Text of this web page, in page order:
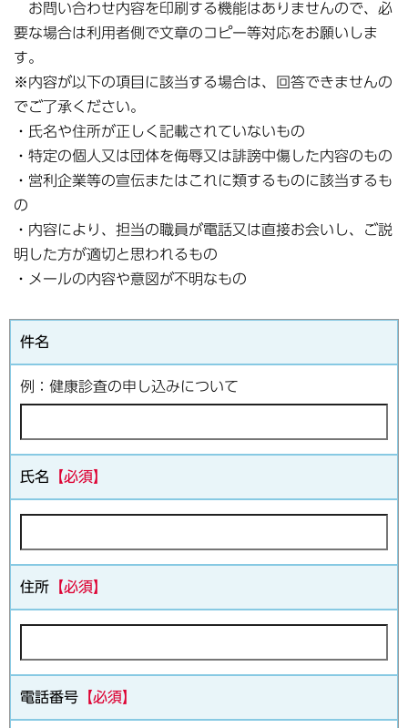
お問い合わせ内容を印刷する機能はありませんので、必
要な場合は利用者側で文章のコピー等対応をお願いしま
す。
※内容が以下の項目に該当する場合は、回答できませんの
でご了承ください。
・氏名や住所が正しく記載されていないもの
・特定の個人又は団体を侮辱又は誹謗中傷した内容のもの
・営利企業等の宣伝またはこれに類するものに該当するも
の
・内容により、担当の職員が電話又は直接お会いし、ご説
明した方が適切と思われるもの
・メールの内容や意図が不明なもの
件名
例：健康診査の申し込みについて
氏名 【必須】
住所 【必須】
電話番号 【必須】